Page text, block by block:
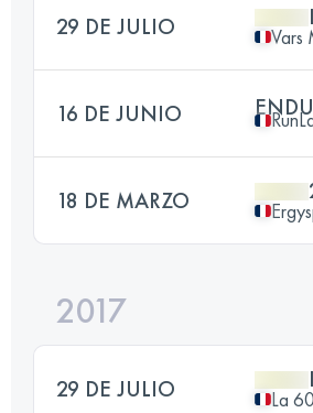
29 DE JULIO Vars
16 DE JUNIO
18 DE MARZO
2017
29 DE JULIO La